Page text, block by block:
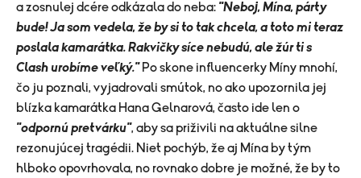
a zosnulej dcére odkázala do neba: "Neboj, Mína, párty
bude! Ja som vedela, že by si to tak chcela, a toto mi teraz
poslala kamarátka. Rakvičky síce nebudú, ale žúr ti s
Clash urobíme veľký."Po skone influencerky Míny mnohí,
čo ju poznali, vyjadrovali smútok, no ako upozornila jej
blízka kamarátka Hana Gelnarová, často ide len o
"odpornú pretvárku", aby sa priživili na aktuálne silne
rezonujúcej tragédii. Niet pochýb, že aj Mína by tým
hlboko opovrhovala, no rovnako dobre je možné, že by to